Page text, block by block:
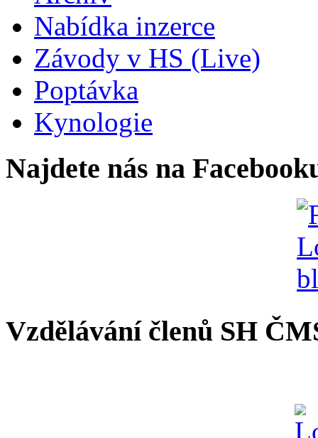
Nabídka inzerce
Závody v HS (Live)
Poptávka
Kynologie
Najdete nás na
Vzdělávání členů SH